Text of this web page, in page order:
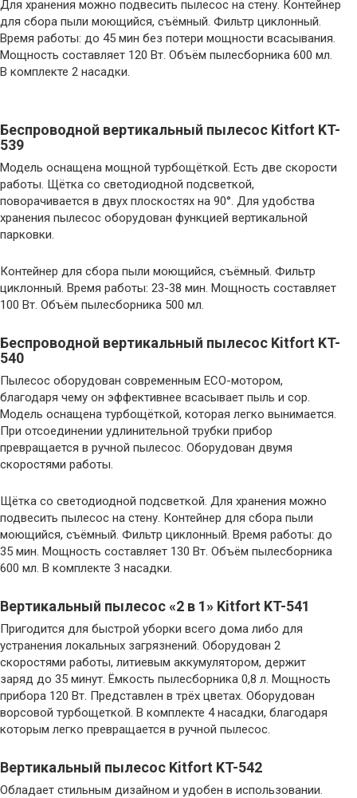
Для хранения можно подвесить пылесос на стену. Контейнер
для сбора пыли моющийся, съёмный. Фильтр циклонный.
Время работы: до 45 мин без потери мощности всасывания.
Мощность составляет 120 Вт. Объём пылесборника 600 мл.
В комплекте 2 насадки.
Беспроводной вертикальный пылесос Kitfort KT-
539
Модель оснащена мощной турбощёткой. Есть две скорости
работы. Щётка cо светодиодной подсветкой,
поворачивается в двух плоскостях на 90°. Для удобства
хранения пылесос оборудован функцией вертикальной
парковки.
Контейнер для сбора пыли моющийся, съёмный. Фильтр
циклонный. Время работы: 23-38 мин. Мощность составляет
100 Вт. Объём пылесборника 500 мл.
Беспроводной вертикальный пылесос Kitfort KT-
540
Пылесос оборудован современным ECO-мотором,
благодаря чему он эффективнее всасывает пыль и сор.
Модель оснащена турбощёткой, которая легко вынимается.
При отсоединении удлинительной трубки прибор
превращается в ручной пылесос. Оборудован двумя
скоростями работы.
Щётка cо светодиодной подсветкой. Для хранения можно
подвесить пылесос на стену. Контейнер для сбора пыли
моющийся, съёмный. Фильтр циклонный. Время работы: до
35 мин. Мощность составляет 130 Вт. Объём пылесборника
600 мл. В комплекте 3 насадки.
Вертикальный пылесос «2 в 1» Kitfort KT-541
Пригодится для быстрой уборки всего дома либо для
устранения локальных загрязнений. Оборудован 2
скоростями работы, литиевым аккумулятором, держит
заряд до 35 минут. Ёмкость пылесборника 0,8 л. Мощность
прибора 120 Вт. Представлен в трёх цветах. Оборудован
ворсовой турбощеткой. В комплекте 4 насадки, благодаря
которым легко превращается в ручной пылесос.
Вертикальный пылесос Kitfort KT-542
Обладает стильным дизайном и удобен в использовании.